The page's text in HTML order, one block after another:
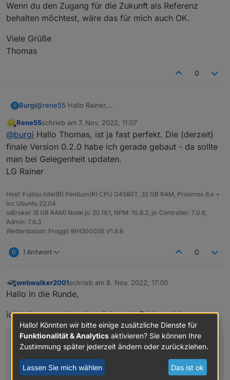
Wenn du den Zugang für die Zukunft als Referenz
behalten möchtest, wäre das für mich auch OK.
Viele Grüße
Thomas
0
B Burgi@rene55 Hallo Rainer,
Hat auch super funktioniert.
Er hat 2 Wechselrichter â 300W. Beide werden sauber
angezeigt und die Daten stimmen auch.
Die Zugangsdaten kannst du gerne noch behalten, sag
einfach Bescheid wenn alle Tests abgeschlossen sind.
Wenn du den Zugang für die Zukunft als Referenz
behalten möchtest, wäre das für mich auch OK.
Viele Grüße
Thomas
Offline
Rene55schrieb am 7. Nov. 2022, 11:07
zuletzt editiert von
@burgi Hallo Thomas, ist ja fast perfekt. Die (derzeit)
finale Version 0.2.0 habe ich gerade gebaut - da sollte
man bei Gelegenheit updaten.
LG Rainer
Host: Fujitsu Intel(R) Pentium(R) CPU G4560T, 32 GB RAM, Proxmox 8.x +
lxc Ubuntu 22.04
ioBroker (8 GB RAM) Node.js: 20.19.1, NPM: 10.8.2, js-Controller: 7.0.6,
Admin: 7.6.3
Wetterstation: Froggit WH3000SE V1.6.6
B 1 Antwort 0
Offline
webwalker2001schrieb am 8. Nov. 2022, 17:00
zuletzt editiert von
Hallo in die Runde,
ich bekomme ab und zu folgende Fehlermeldungen:
solarmanpv .0 2022 - 11- 08 08 : : 11.819
solarmanpv .0 2022 11 08 08 00 11.818
solarmanpv .0 2022 11.818
solarmanpv.0 2022- 11.817
Hallo! Könnten wir bitte einige zusätzliche Dienste für
Funktionalität & Analytics aktivieren? Sie können Ihre
Zustimmung später jederzeit ändern oder zurückziehen.
Lassen Sie mich wählen Das ist ok